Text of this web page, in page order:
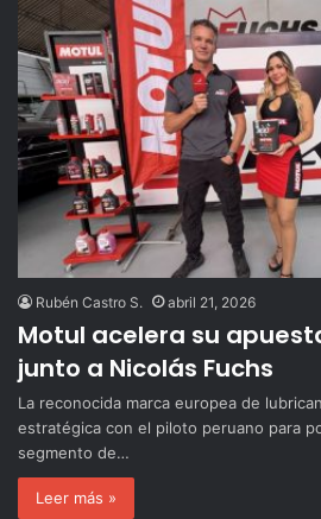
Rubén Castro S. abril 21, 2026
Motul acelera su
junto a Nicolás Fuchs
La reconocida marca europea de
estratégica con el piloto peruano para
segmento de…
Leer más »